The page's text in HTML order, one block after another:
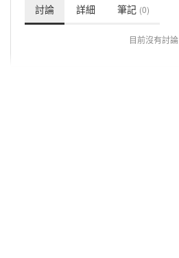
討論 詳細 筆記 (0)
目前沒有討論